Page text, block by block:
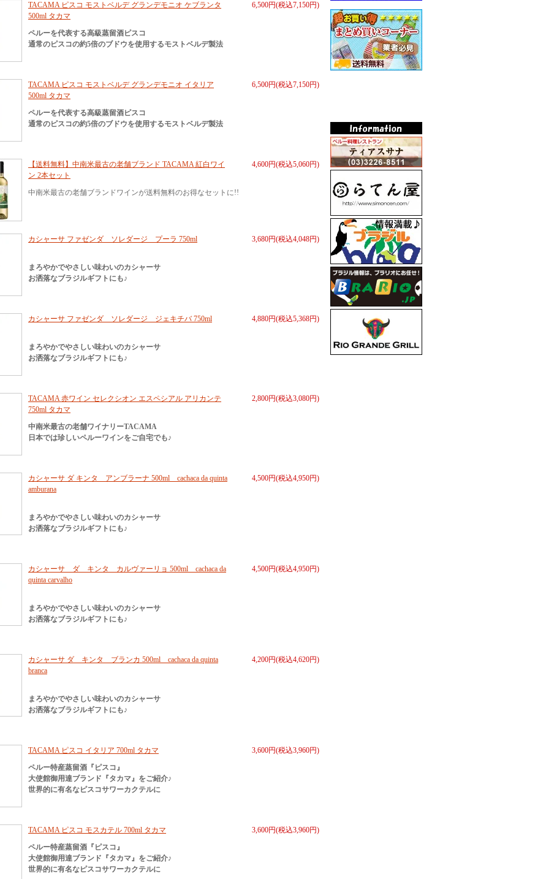
6,500円(税込7,150円)
TACAMA ピスコ モストベルデ グランデモニオ ケブランタ
500ml タカマ
ペルーを代表する高級蒸留酒ピスコ
通常のピスコの約5倍のブドウを使用するモストベルデ製法
6,500円(税込7,150円)
TACAMA ピスコ モストベルデ グランデモニオ イタリア
500ml タカマ
ペルーを代表する高級蒸留酒ピスコ
通常のピスコの約5倍のブドウを使用するモストベルデ製法
4,600円(税込5,060円)
【送料無料】中南米最古の老舗ブランド TACAMA 紅白ワイ
ン 2本セット
中南米最古の老舗ブランドワインが送料無料のお得なセットに!!
3,680円(税込4,048円)
カシャーサ ファゼンダ ソレダージ プーラ 750ml
まろやかでやさしい味わいのカシャーサ
お洒落なブラジルギフトにも♪
4,880円(税込5,368円)
カシャーサ ファゼンダ ソレダージ ジェキチバ 750ml
まろやかでやさしい味わいのカシャーサ
お洒落なブラジルギフトにも♪
2,800円(税込3,080円)
TACAMA 赤ワイン セレクシオン エスペシアル アリカンテ
750ml タカマ
中南米最古の老舗ワイナリーTACAMA
日本では珍しいペルーワインをご自宅でも♪
4,500円(税込4,950円)
カシャーサ ダ キンタ アンブラーナ 500ml cachaca da quinta
amburana
まろやかでやさしい味わいのカシャーサ
お洒落なブラジルギフトにも♪
4,500円(税込4,950円)
カシャーサ ダ キンタ カルヴァーリョ 500ml cachaca da
quinta carvalho
まろやかでやさしい味わいのカシャーサ
お洒落なブラジルギフトにも♪
4,200円(税込4,620円)
カシャーサ ダ キンタ ブランカ 500ml cachaca da quinta
branca
まろやかでやさしい味わいのカシャーサ
お洒落なブラジルギフトにも♪
3,600円(税込3,960円)
TACAMA ピスコ イタリア 700ml タカマ
ペルー特産蒸留酒『ピスコ』
大使館御用達ブランド『タカマ』をご紹介♪
世界的に有名なピスコサワーカクテルに
3,600円(税込3,960円)
TACAMA ピスコ モスカテル 700ml タカマ
ペルー特産蒸留酒『ピスコ』
大使館御用達ブランド『タカマ』をご紹介♪
世界的に有名なピスコサワーカクテルに